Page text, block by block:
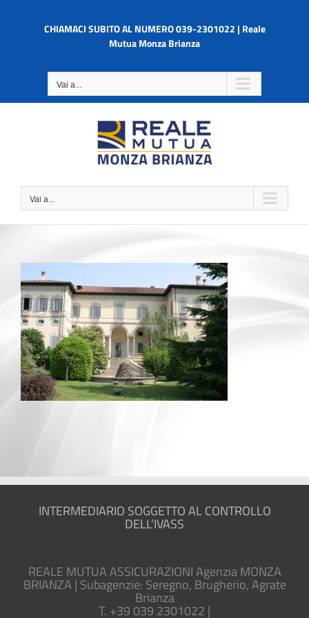
contenutoCHIAMACI SUBITO AL NUMERO 039-2301022 | Reale
Mutua Monza Brianza
Vai a...
Vai a...
INTERMEDIARIO SOGGETTO AL CONTROLLO
DELL’IVASS
REALE MUTUA ASSICURAZIONI Agenzia MONZA
BRIANZA | Subagenzie: Seregno, Brugherio, Agrate
Brianza
T. +39 039 2301022 |